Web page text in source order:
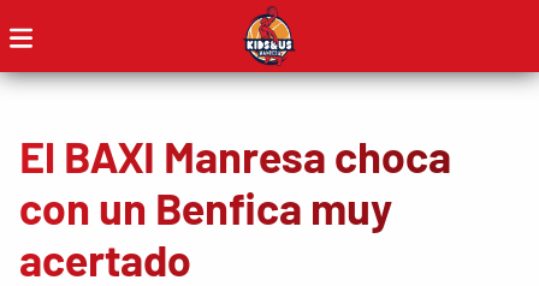
El BAXI Manresa choca
con un Benfica muy
acertado